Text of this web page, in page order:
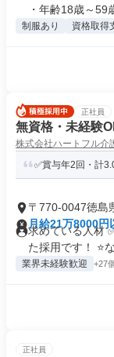
・年齢18歳～59
制服あり 資格取得
正社員
無資格・未経験
株式会社ハートフル介
✅賞与年2回・計
〒770-0047徳島
月給21万8000円
求めている人材
た採用です！ ⭐
業界未経験歓迎 +27
正社員